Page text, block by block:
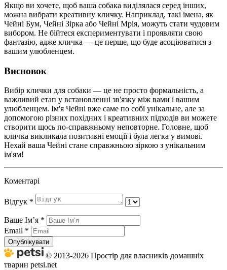
Якщо ви хочете, щоб ваша собака виділялася серед інших,
можна вибрати креативну кличку. Наприклад, такі імена, як
Чейні Бум, Чейні Зірка або Чейні Мрія, можуть стати чудовим
вибором. Не бійтеся експериментувати і проявляти свою
фантазію, адже кличка — це перше, що буде асоціюватися з
вашим улюбленцем.
Висновок
Вибір клички для собаки — це не просто формальність, а
важливий етап у встановленні зв'язку між вами і вашим
улюбленцем. Ім'я Чейні вже саме по собі унікальне, але за
допомогою різних похідних і креативних підходів ви можете
створити щось по-справжньому неповторне. Головне, щоб
кличка викликала позитивні емоції і була легка у вимові.
Нехай ваша Чейні стане справжньою зіркою з унікальним
ім'ям!
Коментарі
Відгук *
Ваше Імʼя *
Email *
Опублікувати
© 2013-2026 Простір для власників домашніх
тварин petsi.net